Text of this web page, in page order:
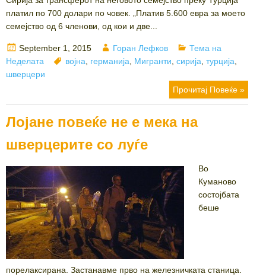
платил по 700 долари по човек. „Платив 5.600 евра за моето
семејство од 6 членови, од кои и две...
Posted
on
September 1, 2015 Author
Горан Лефков Categories
Тема на
Неделата
Tags
војна германија Мигранти сирија турција
шверцери
Прочитај Повеќе »
Лојане повеќе не е мека на
шверцерите со луѓе
Во
Куманово
состојбата
беше
порелаксирана. Застанавме прво на железничката станица.